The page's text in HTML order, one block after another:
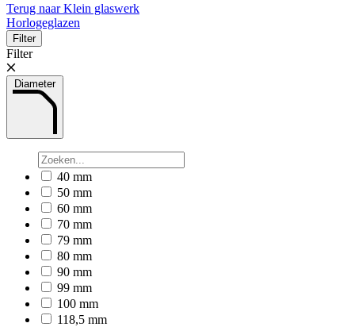
Terug naar Klein glaswerk
Horlogeglazen
Filter
Filter
Diameter
40 mm
50 mm
60 mm
70 mm
79 mm
80 mm
90 mm
99 mm
100 mm
118,5 mm